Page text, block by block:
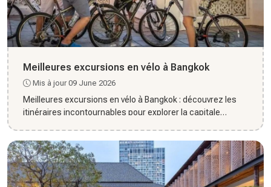
Meilleures excursions en vélo à Bangkok
Mis à jour 09 June 2026
Meilleures excursions en vélo à Bangkok : découvrez les
itinéraires incontournables pour explorer la capitale